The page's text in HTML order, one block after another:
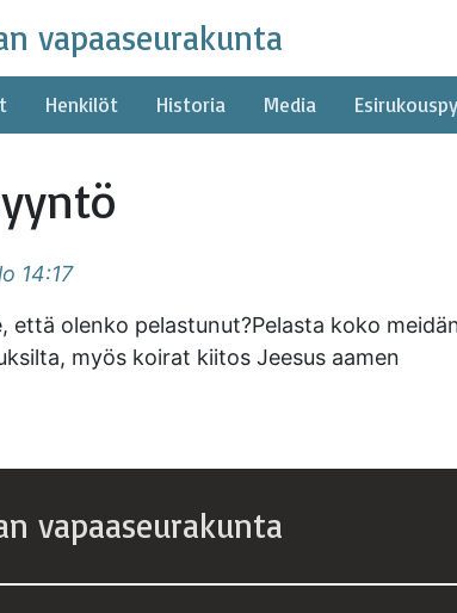
vapaaseurakunta
Henkilöt Historia Media
14:17
että olenko pelastunut?Pelasta koko
myös koirat kiitos Jeesus aamen
vapaaseurakunta